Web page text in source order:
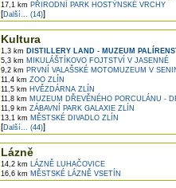
17,1 km PŘIRODNÍ PARK HOSTÝNSKÉ VRCHY
[Další... (14)]
Kultura
1,3 km DISTILLERY LAND - MUZEUM
5,3 km MIKULÁŠTÍKOVO FOJTSTVÍ V JASENNÉ
9,2 km PRVNÍ VALAŠSKÉ MOTOMUZEUM V
11,4 km ZOO ZLÍN
11,5 km HVĚZDÁRNA ZLÍN
11,8 km MUZEUM DŘEVĚNÉHO PORCULÁNU -
11,9 km ZÁBAVNÍ PARK GALAXIE ZLÍN
13,1 km MĚSTSKÉ DIVADLO ZLÍN
[Další... (44)]
Lázně
14,2 km LÁZNĚ LUHAČOVICE
16,6 km MĚSTSKÉ LÁZNĚ VSETÍN